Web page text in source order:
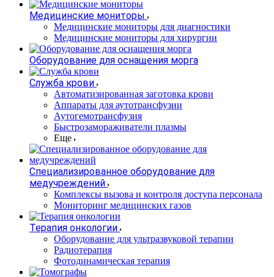
Медицинские мониторы
Медицинские мониторы для диагностики
Медицинские мониторы для хирургии
Оборудование для оснащения морга
Служба крови
Автоматизированная заготовка крови
Аппараты для аутотрансфузии
Аутогемотрансфузия
Быстрозамораживатели плазмы
Еще
Специализированное оборудование для
медучреждений
Комплексы вызова и контроля доступа персонала
Мониторинг медицинских газов
Терапия онкологии
Оборудование для ультразвуковой терапии
Радиотерапия
Фотодинамическая терапия